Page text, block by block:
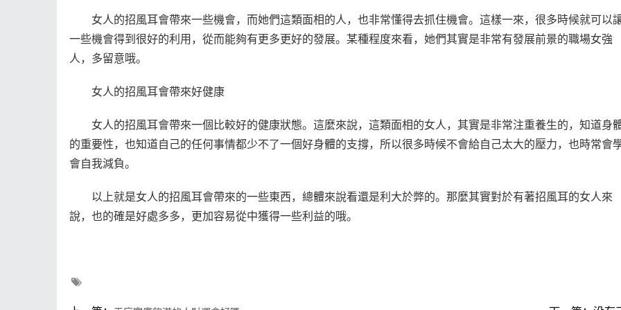
女人的招風耳會帶來一些機會，而她們這類面相的人，也非常懂得去抓住機會。這樣一來，很多時候就可以
一些機會得到很好的利用，從而能夠有更多更好的發展。某種程度來看，她們其實是非常有發展前景的職場女強
人，多留意哦。
女人的招風耳會帶來好健康
女人的招風耳會帶來一個比較好的健康狀態。這麼來說，這類面相的女人，其實是非常注重養生的，知道身
的重要性，也知道自己的任何事情都少不了一個好身體的支撐，所以很多時候不會給自己太大的壓力，也時常會
會自我減負。
以上就是女人的招風耳會帶來的一些東西，總體來說看還是利大於弊的。那麼其實對於有著招風耳的女人來
說，也的確是好處多多，更加容易從中獲得一些利益的哦。